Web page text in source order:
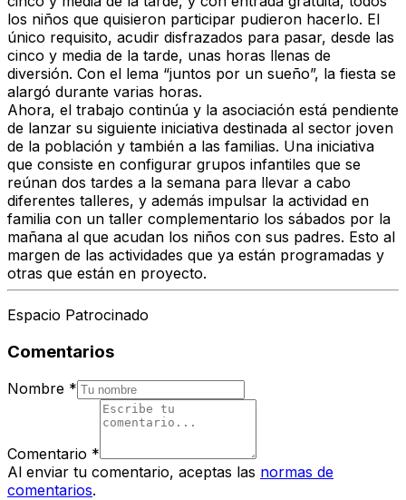
los niños que quisieron participar pudieron hacerlo. El
único requisito, acudir disfrazados para pasar, desde las
cinco y media de la tarde, unas horas llenas de
diversión. Con el lema “juntos por un sueño”, la fiesta se
alargó durante varias horas.
Ahora, el trabajo continúa y la asociación está pendiente
de lanzar su siguiente iniciativa destinada al sector joven
de la población y también a las familias. Una iniciativa
que consiste en configurar grupos infantiles que se
reúnan dos tardes a la semana para llevar a cabo
diferentes talleres, y además impulsar la actividad en
familia con un taller complementario los sábados por la
mañana al que acudan los niños con sus padres. Esto al
margen de las actividades que ya están programadas y
otras que están en proyecto.
Espacio Patrocinado
Comentarios
Nombre *
Comentario *
Al enviar tu comentario, aceptas las normas de
comentarios.